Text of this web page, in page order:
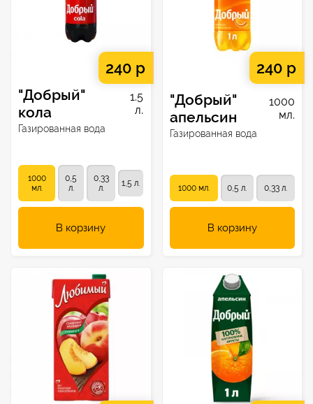
240 р
"Добрый"
кола
1.5
л.
Газированная вода
1000
мл.
0,5
л.
0,33
л.
1,5 л.
В корзину
240 р
"Добрый"
апельсин
1000
мл.
Газированная вода
1000 мл. 0,5 л. 0,33 л.
В корзину